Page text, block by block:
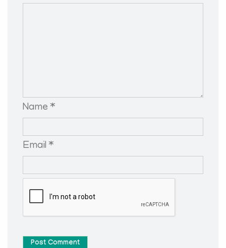
Name *
Email *
Post Comment